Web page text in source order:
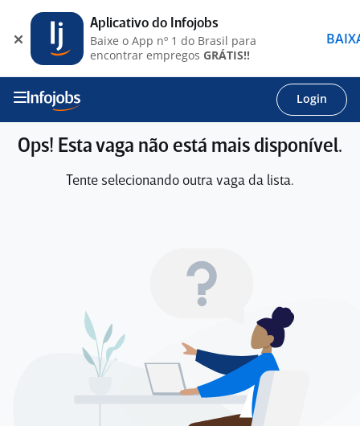
Login
Ops! Esta vaga não está mais disponível.
Tente selecionando outra vaga da lista.
Aplicativo do Infojobs
Baixe o App nº 1 do Brasil para
encontrar empregos GRÁTIS!!